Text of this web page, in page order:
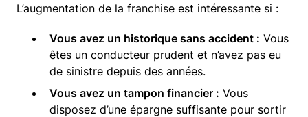
L’augmentation de la franchise est intéressante si :
Vous avez un historique sans accident : Vous
êtes un conducteur prudent et n’avez pas eu
de sinistre depuis des années.
Vous avez un tampon financier : Vous
disposez d’une épargne suffisante pour sortir